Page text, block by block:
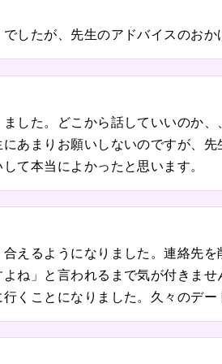
したが、先生のアドバイスのおか
した。どこから話していいのか
あまりお願いしないのですが、
て本当によかったと思います。
えるようになりました。連絡先
ね」と言われるまで気が付きま
くことになりました。久々のデ